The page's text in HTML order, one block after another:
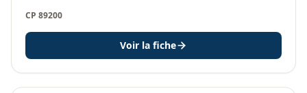
CP 89200
Voir la fiche